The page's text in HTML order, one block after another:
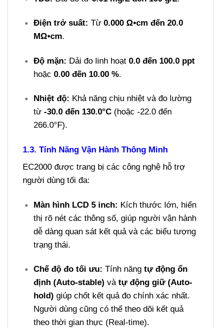
Điện trở suất: Từ0.000 Ω•cm đến 20.0
MΩ•cm.
Độ mặn: Dải đo linh hoạt0.0 đến 100.0 ppt
hoặc0.00 đến 10.00 %.
Nhiệt độ: Khả năng chịu nhiệt và đo lường
từ-30.0 đến 130.0°C (hoặc -22.0 đến
266.0°F).
1.3. Tính Năng Vận Hành Thông Minh
EC2000 được trang bị các công nghệ hỗ trợ
người dùng tối đa:
Màn hình LCD 5 inch: Kích thước lớn, hiển
thị rõ nét các thông số, giúp người vận hành
dễ dàng quan sát kết quả và các biểu tượng
trạng thái.
Chế độ đo tối ưu: Tính năngtự động ổn
định (Auto-stable) vàtự động giữ (Auto-
hold) giúp chốt kết quả đo chính xác nhất.
Người dùng cũng có thể theo dõi kết quả
theo thời gian thực (Real-time).